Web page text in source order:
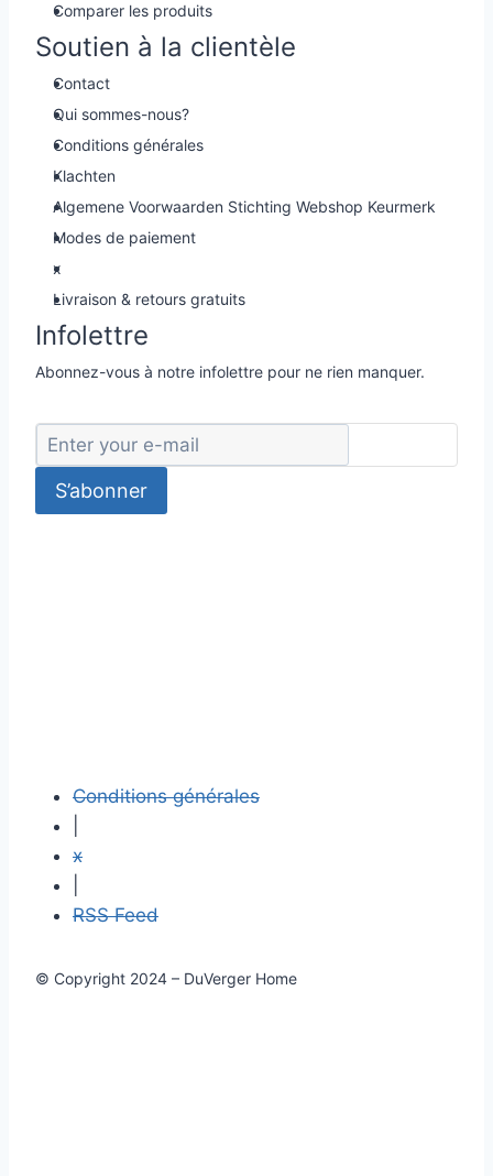
Comparer les produits
Soutien à la clientèle
Contact
Qui sommes-nous?
Conditions générales
Klachten
Algemene Voorwaarden Stichting Webshop Keurmerk
Modes de paiement
x
Livraison & retours gratuits
Infolettre
Abonnez-vous à notre infolettre pour ne rien manquer.
S’abonner
Conditions générales
x
RSS Feed
© Copyright 2024 – DuVerger Home